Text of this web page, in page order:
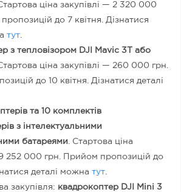
ціна закупівлі — 2 320 000
до 7 квітня. Дізнатися
тут
з тепловізором DJI Mavic 3T або
ціна закупівлі — 260 000 грн.
до 10 квітня. Дізнатися деталі
та 10 комплектів
з інтелектуальними
батареями . Стартова ціна
252 000 грн. Прийом пропозицій до
деталі можна тут
закупівля: квадрокоптер DJI Mini 3